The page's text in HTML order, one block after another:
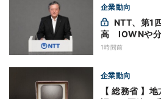
企業動向
高 IOWNや分
1時間前
企業動向
【 総務省 】